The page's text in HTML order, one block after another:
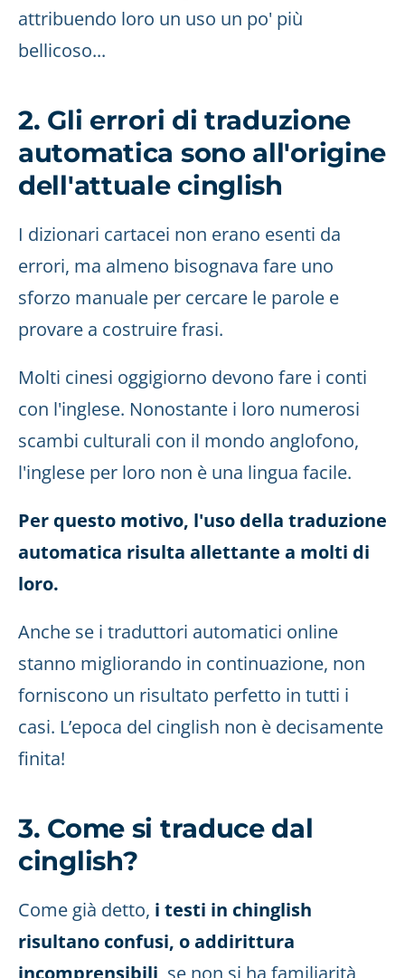
attribuendo loro un uso un po' più
bellicoso...
2. Gli errori di traduzione
automatica sono all'origine
dell'attuale cinglish
I dizionari cartacei non erano esenti da
errori, ma almeno bisognava fare uno
sforzo manuale per cercare le parole e
provare a costruire frasi.
Molti cinesi oggigiorno devono fare i conti
con l'inglese. Nonostante i loro numerosi
scambi culturali con il mondo anglofono,
l'inglese per loro non è una lingua facile.
Per questo motivo, l'uso della traduzione
automatica risulta allettante a molti di
loro.
Anche se i traduttori automatici online
stanno migliorando in continuazione, non
forniscono un risultato perfetto in tutti i
casi. L’epoca del cinglish non è decisamente
finita!
3. Come si traduce dal
cinglish?
Come già detto, i testi in chinglish
risultano confusi, o addirittura
incomprensibili , se non si ha familiarità